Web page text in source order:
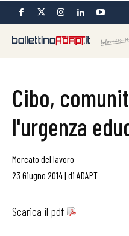
Cibo,
l'urgenza
Mercato del lavoro
23 Giugno 2014| di ADAPT
Scarica il pdf